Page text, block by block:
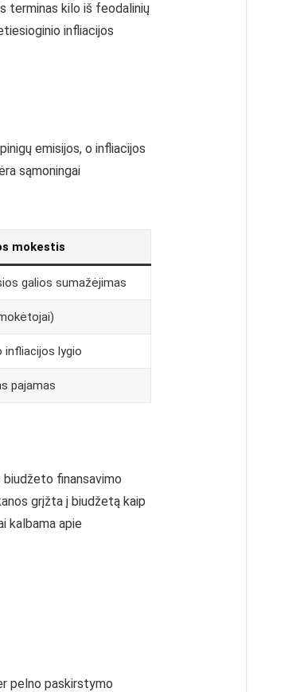
terminas kilo iš feodalinių
infliacijos
emisijos, o infliacijos
sąmoningai
mokestis
galios sumažėjimas
infliacijos lygio
pajamas
finansavimo
grįžta į biudžetą kaip
kalbama apie
pelno paskirstymo